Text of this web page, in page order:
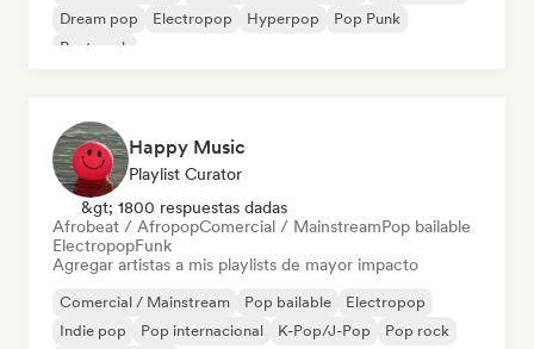
Dream pop
Electropop Hyperpop
Pop Punk
Post punk
Happy Music
Playlist Curator
&gt; 1800 respuestas dadas
Afrobeat / AfropopComercial / MainstreamPop bailable
ElectropopFunk
Agregar artistas a mis playlists de mayor impacto
Comercial / Mainstream Pop bailable
Electropop
Indie pop
Pop internacional K-Pop/J-Pop
Pop rock